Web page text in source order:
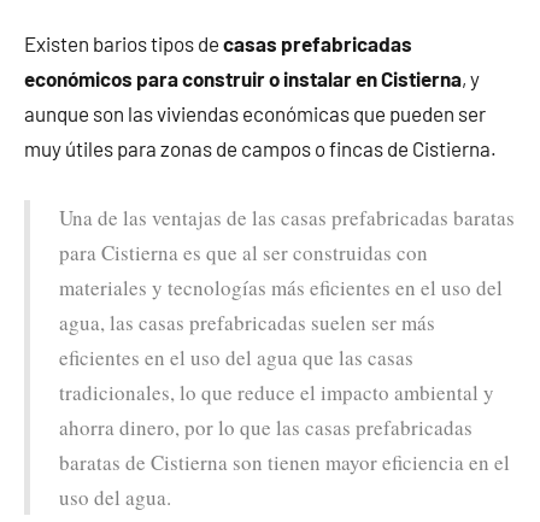
Existen barios tipos de casas prefabricadas
económicos para construir o instalar en Cistierna, y
aunque son las viviendas económicas que pueden ser
muy útiles para zonas de campos o fincas de Cistierna.
Una de las ventajas de las casas prefabricadas baratas
para Cistierna es que al ser construidas con
materiales y tecnologías más eficientes en el uso del
agua, las casas prefabricadas suelen ser más
eficientes en el uso del agua que las casas
tradicionales, lo que reduce el impacto ambiental y
ahorra dinero, por lo que las casas prefabricadas
baratas de Cistierna son tienen mayor eficiencia en el
uso del agua.